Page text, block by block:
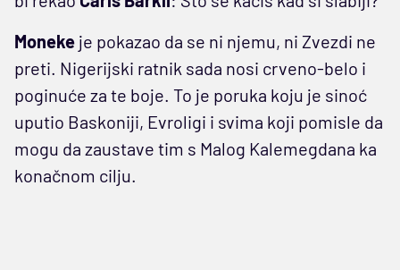
Moneke je pokazao da se ni njemu, ni Zvezdi ne
preti. Nigerijski ratnik sada nosi crveno-belo i
poginuće za te boje. To je poruka koju je sinoć
uputio Baskoniji, Evroligi i svima koji pomisle da
mogu da zaustave tim s Malog Kalemegdana ka
konačnom cilju.